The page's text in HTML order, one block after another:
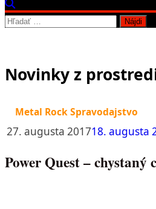
Hľadať:
Novinky z
Metal Rock Spravodajstvo
27. augusta 201718. augusta
Power Quest – chystaný